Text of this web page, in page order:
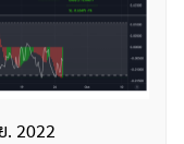
. 2022